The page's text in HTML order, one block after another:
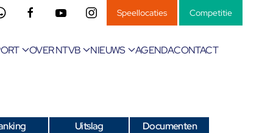
Speellocaties Competitie
OVER NTVB NIEUWS AGENDACONTACT
Uitslag Documenten